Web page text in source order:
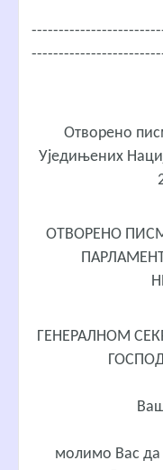
Отворено
Уједињених
ОТВОРЕНО
ГЕНЕРАЛНОМ
молимо Вас да